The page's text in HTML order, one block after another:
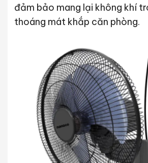
đảm bảo mang lại không khí
thoáng mát khắp căn phòng.